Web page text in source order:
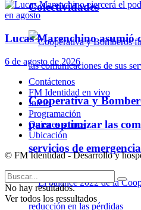
Colectividades
Cooperativa y
para optimizar las
servicios de
Lucas Marenchino asumió
6 de agosto de 2026
Contáctenos
FM Identidad en vivo
Inicio
Programación
Quienes somos
Ubicación
© FM Identidad - Desarrollo y
No hay resultados.
Ver todos los ressultados